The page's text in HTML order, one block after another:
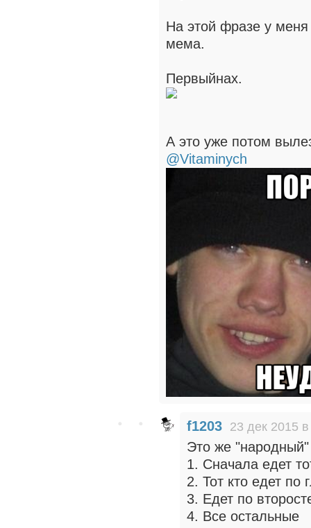
На этой фразе у меня
мема.
Первыйнах.
А это уже потом
@Vitaminych
f1203 23 дек 2015
Это же "народный"
1. Сначала едет
2. Тот кто едет по
3. Едет по
4. Все остальные